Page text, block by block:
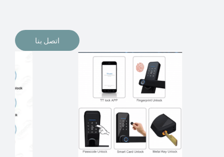
اتصل بنا